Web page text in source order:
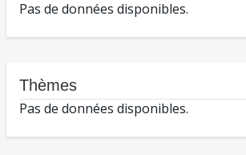
Pas de données disponibles.
Thèmes
Pas de données disponibles.